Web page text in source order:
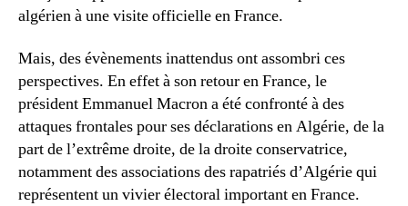
algérien à une visite officielle en France.
Mais, des évènements inattendus ont assombri ces
perspectives. En effet à son retour en France, le
président Emmanuel Macron a été confronté à des
attaques frontales pour ses déclarations en Algérie, de la
part de l’extrême droite, de la droite conservatrice,
notamment des associations des rapatriés d’Algérie qui
représentent un vivier électoral important en France.